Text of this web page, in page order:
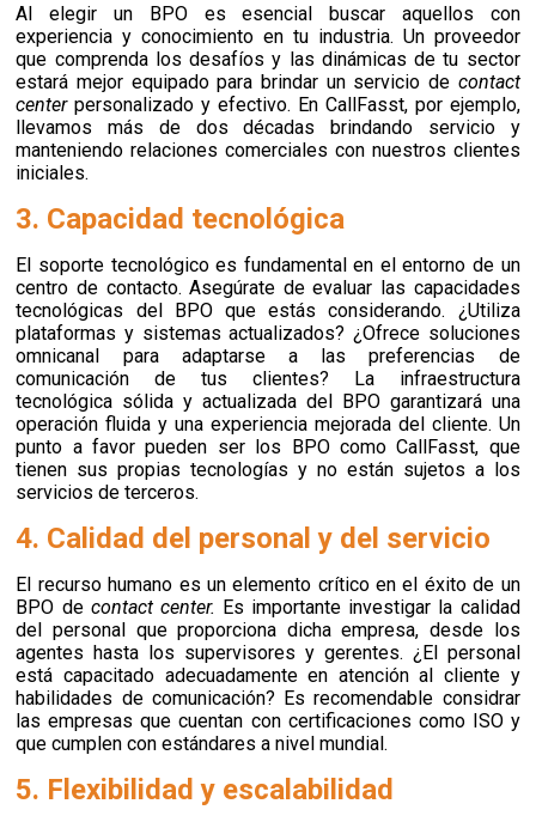
Al elegir un BPO es esencial buscar aquellos con
experiencia y conocimiento en tu industria. Un proveedor
que comprenda los desafíos y las dinámicas de tu sector
estará mejor equipado para brindar un servicio de contact
centerpersonalizado y efectivo. En CallFasst, por ejemplo,
llevamos más de dos décadas brindando servicio y
manteniendo relaciones comerciales con nuestros clientes
iniciales.
3. Capacidad tecnológica
El soporte tecnológico es fundamental en el entorno de un
centro de contacto. Asegúrate de evaluar las capacidades
tecnológicas del BPO que estás considerando. ¿Utiliza
plataformas y sistemas actualizados? ¿Ofrece soluciones
omnicanal para adaptarse a las preferencias de
comunicación de tus clientes? La infraestructura
tecnológica sólida y actualizada del BPO garantizará una
operación fluida y una experiencia mejorada del cliente. Un
punto a favor pueden ser los BPO como CallFasst, que
tienen sus propias tecnologías y no están sujetos a los
servicios de terceros.
4. Calidad del personal y del servicio
El recurso humano es un elemento crítico en el éxito de un
BPO de contact center. Es importante investigar la calidad
del personal que proporciona dicha empresa, desde los
agentes hasta los supervisores y gerentes. ¿El personal
está capacitado adecuadamente en atención al cliente y
habilidades de comunicación? Es recomendable considrar
las empresas que cuentan con certificaciones como ISO y
que cumplen con estándares a nivel mundial.
5. Flexibilidad y escalabilidad